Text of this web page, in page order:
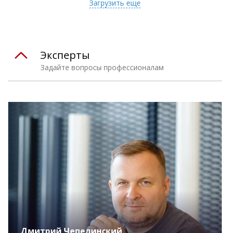
Загрузить еще
Задайте вопросы профессионалам
Эксперты